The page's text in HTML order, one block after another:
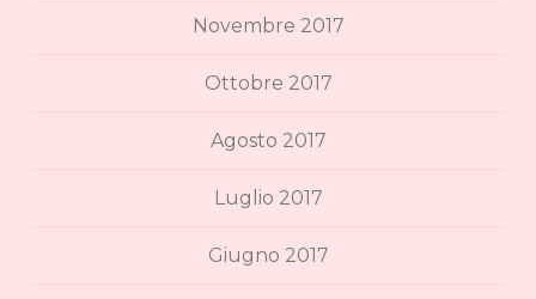
Novembre 2017
Ottobre 2017
Agosto 2017
Luglio 2017
Giugno 2017